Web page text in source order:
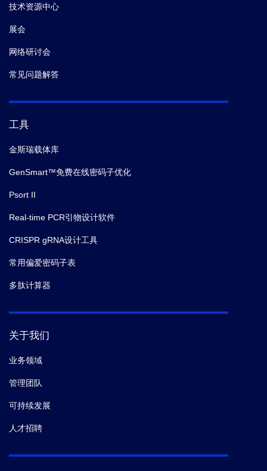
技术资源中心
展会
网络研讨会
常见问题解答
工具
金斯瑞载体库
GenSmart™免费在线密码子优化
Psort II
Real-time PCR引物设计软件
CRISPR gRNA设计工具
常用偏爱密码子表
多肽计算器
关于我们
业务领域
管理团队
可持续发展
人才招聘